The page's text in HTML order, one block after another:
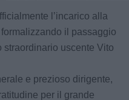
l’incarico alla
il passaggio
uscente Vito
e prezioso dirigente,
per il grande